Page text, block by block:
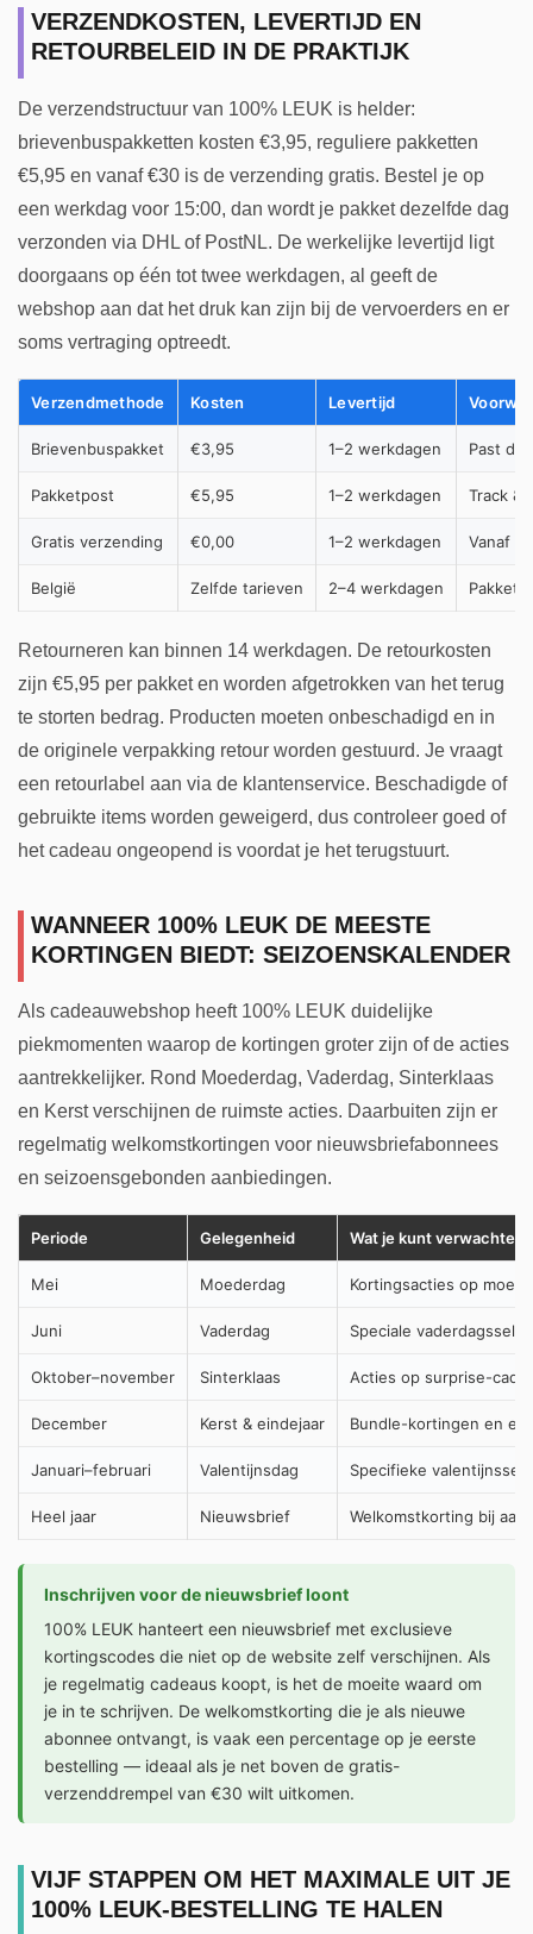
VERZENDKOSTEN, LEVERTIJD EN
RETOURBELEID IN DE PRAKTIJK
De verzendstructuur van 100% LEUK is helder:
brievenbuspakketten kosten €3,95, reguliere pakketten
€5,95 en vanaf €30 is de verzending gratis. Bestel je op
een werkdag voor 15:00, dan wordt je pakket dezelfde dag
verzonden via DHL of PostNL. De werkelijke levertijd ligt
doorgaans op één tot twee werkdagen, al geeft de
webshop aan dat het druk kan zijn bij de vervoerders en er
soms vertraging optreedt.
Verzendmethode Kosten Levertijd
Brievenbuspakket €3,95 1–2 werkdagen Past
Pakketpost €5,95 1–2 werkdagen Track &
Gratis verzending €0,00 1–2 werkdagen Vanaf
België Zelfde tarieven 2–4 werkdagen
Retourneren kan binnen 14 werkdagen. De retourkosten
zijn €5,95 per pakket en worden afgetrokken van het terug
te storten bedrag. Producten moeten onbeschadigd en in
de originele verpakking retour worden gestuurd. Je vraagt
een retourlabel aan via de klantenservice. Beschadigde of
gebruikte items worden geweigerd, dus controleer goed of
het cadeau ongeopend is voordat je het terugstuurt.
WANNEER 100% LEUK DE MEESTE
KORTINGEN BIEDT: SEIZOENSKALENDER
Als cadeauwebshop heeft 100% LEUK duidelijke
piekmomenten waarop de kortingen groter zijn of de acties
aantrekkelijker. Rond Moederdag, Vaderdag, Sinterklaas
en Kerst verschijnen de ruimste acties. Daarbuiten zijn er
regelmatig welkomstkortingen voor nieuwsbriefabonnees
en seizoensgebonden aanbiedingen.
Periode Gelegenheid Wat je kunt verwachten
Mei Moederdag Kortingsacties op
Juni Vaderdag Speciale
Oktober–november Sinterklaas Acties op surprise-
December Kerst & eindejaar Bundle-kortingen en
Januari–februari Valentijnsdag Specifieke
Heel jaar Nieuwsbrief Welkomstkorting bij
Inschrijven voor de nieuwsbrief loont
100% LEUK hanteert een nieuwsbrief met exclusieve
kortingscodes die niet op de website zelf verschijnen. Als
je regelmatig cadeaus koopt, is het de moeite waard om
je in te schrijven. De welkomstkorting die je als nieuwe
abonnee ontvangt, is vaak een percentage op je eerste
bestelling — ideaal als je net boven de gratis-
verzenddrempel van €30 wilt uitkomen.
VIJF STAPPEN OM HET MAXIMALE UIT JE
100% LEUK-BESTELLING TE HALEN